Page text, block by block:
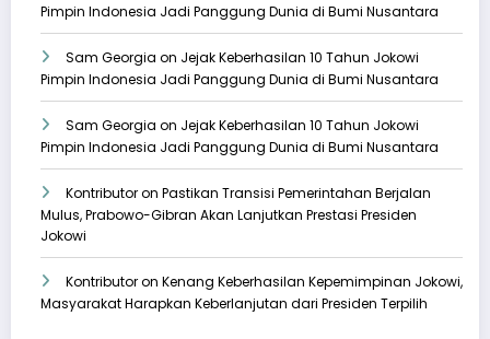
Pimpin Indonesia Jadi Panggung Dunia di Bumi Nusantara
Sam Georgia on Jejak Keberhasilan 10 Tahun Jokowi
Pimpin Indonesia Jadi Panggung Dunia di Bumi Nusantara
Sam Georgia on Jejak Keberhasilan 10 Tahun Jokowi
Pimpin Indonesia Jadi Panggung Dunia di Bumi Nusantara
Kontributoron Pastikan Transisi Pemerintahan Berjalan
Mulus, Prabowo-Gibran Akan Lanjutkan Prestasi Presiden
Jokowi
Kontributoron Kenang Keberhasilan Kepemimpinan Jokowi,
Masyarakat Harapkan Keberlanjutan dari Presiden Terpilih